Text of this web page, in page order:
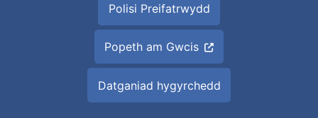
Polisi Preifatrwydd
Popeth am Gwcis
Datganiad hygyrchedd